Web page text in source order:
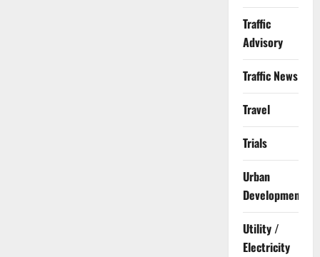
Traffic
Advisory
Traffic News
Travel
Trials
Urban
Development
Utility /
Electricity